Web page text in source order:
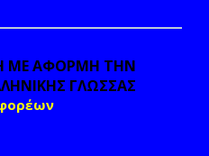
ΜΕ ΑΦΟΡΜΗ ΤΗΝ
ΓΛΩΣΣΑΣ